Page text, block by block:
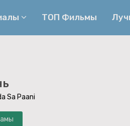
Биографические
ТОП Фильмы
Sa Paani